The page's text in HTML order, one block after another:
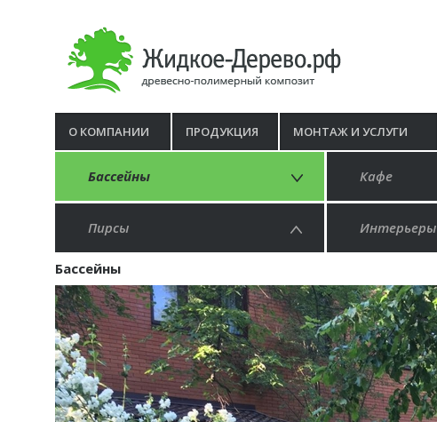
О КОМПАНИИ ПРОДУКЦИЯ МОНТАЖ И УСЛУГИ
Бассейны Кафе
Пирсы Интерьеры
Бассейны